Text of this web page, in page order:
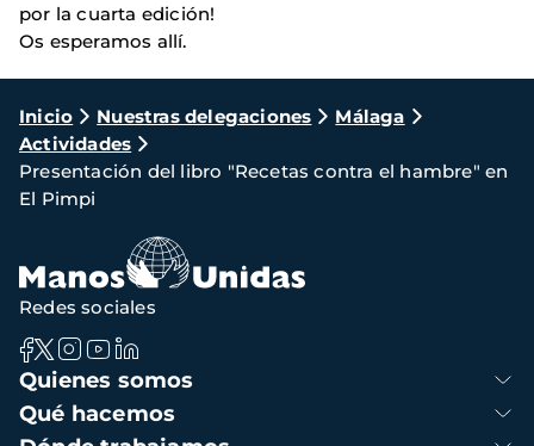
por la cuarta edición!
Os esperamos allí.
Ruta
de
navegación
Inicio Nuestras delegaciones
Málaga
Actividades
Presentación del libro "Recetas contra el hambre" en
El Pimpi
Navegación
principal
Quienes somos
Qué hacemos
Redes sociales